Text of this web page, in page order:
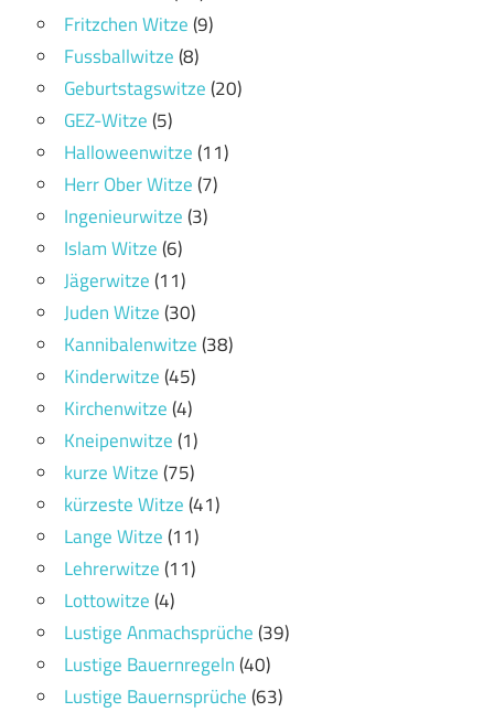
Fritzchen Witze(9)
Fussballwitze(8)
Geburtstagswitze(20)
GEZ-Witze(5)
Halloweenwitze(11)
Herr Ober Witze(7)
Ingenieurwitze(3)
Islam Witze(6)
Jägerwitze(11)
Juden Witze(30)
Kannibalenwitze(38)
Kinderwitze(45)
Kirchenwitze(4)
Kneipenwitze(1)
kurze Witze(75)
kürzeste Witze(41)
Lange Witze(11)
Lehrerwitze(11)
Lottowitze(4)
Lustige Anmachsprüche(39)
Lustige Bauernregeln(40)
Lustige Bauernsprüche(63)